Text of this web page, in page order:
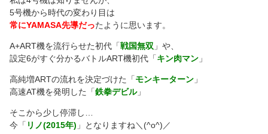
5号機から時代の変わり目は
常にYAMASA先導だったように思います。
A+ART機を流行らせた初代「戦国無双 」や、
設定6がすぐ分かるバトルART機初代「キン肉マン 」
高純増ARTの流れを決定づけた「モンキーターン 」
高速AT機を発明した「鉄拳デビル」
そこから少し停滞し…
今「 リノ(2015年) 」となりますね＼(^o^)／